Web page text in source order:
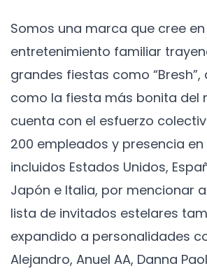
Somos una marca que cree
entretenimiento familiar
grandes fiestas como
como la fiesta más bonita del
cuenta con el esfuerzo
200 empleados y presencia en
incluidos Estados Unidos,
Japón e Italia, por mencionar
lista de invitados estelares
expandido a personalidades
Alejandro, Anuel AA, Danna